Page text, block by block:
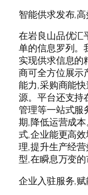
智能供求发布,
在岩良山品优汇
单的信息罗列。
实现供求信息的
商可全方位展示
能力,采购商能
源。平台还支持
管理等一站式服
期,降低运营成
式,企业能更高
理,提升生产经
型,在瞬息万变的
企业入驻服务,